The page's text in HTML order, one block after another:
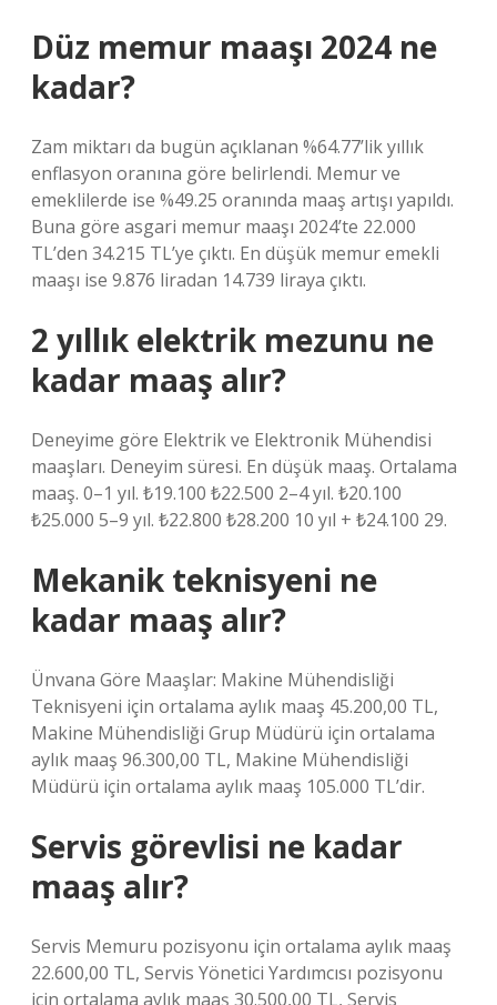
Düz memur maaşı 2024 ne
kadar?
Zam miktarı da bugün açıklanan %64.77’lik yıllık
enflasyon oranına göre belirlendi. Memur ve
emeklilerde ise %49.25 oranında maaş artışı yapıldı.
Buna göre asgari memur maaşı 2024’te 22.000
TL’den 34.215 TL’ye çıktı. En düşük memur emekli
maaşı ise 9.876 liradan 14.739 liraya çıktı.
2 yıllık elektrik mezunu ne
kadar maaş alır?
Deneyime göre Elektrik ve Elektronik Mühendisi
maaşları. Deneyim süresi. En düşük maaş. Ortalama
maaş. 0–1 yıl. ₺19.100 ₺22.500 2–4 yıl. ₺20.100
₺25.000 5–9 yıl. ₺22.800 ₺28.200 10 yıl + ₺24.100 29.
Mekanik teknisyeni ne
kadar maaş alır?
Ünvana Göre Maaşlar: Makine Mühendisliği
Teknisyeni için ortalama aylık maaş 45.200,00 TL,
Makine Mühendisliği Grup Müdürü için ortalama
aylık maaş 96.300,00 TL, Makine Mühendisliği
Müdürü için ortalama aylık maaş 105.000 TL’dir.
Servis görevlisi ne kadar
maaş alır?
Servis Memuru pozisyonu için ortalama aylık maaş
22.600,00 TL, Servis Yönetici Yardımcısı pozisyonu
için ortalama aylık maaş 30.500,00 TL, Servis